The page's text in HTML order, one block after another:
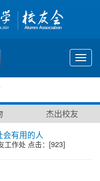
杰出校友
会有用的人
工作处 点击：[923]